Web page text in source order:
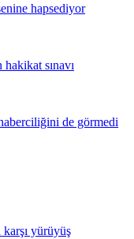
hapsediyor
sınavı
de görmedi
yürüyüş